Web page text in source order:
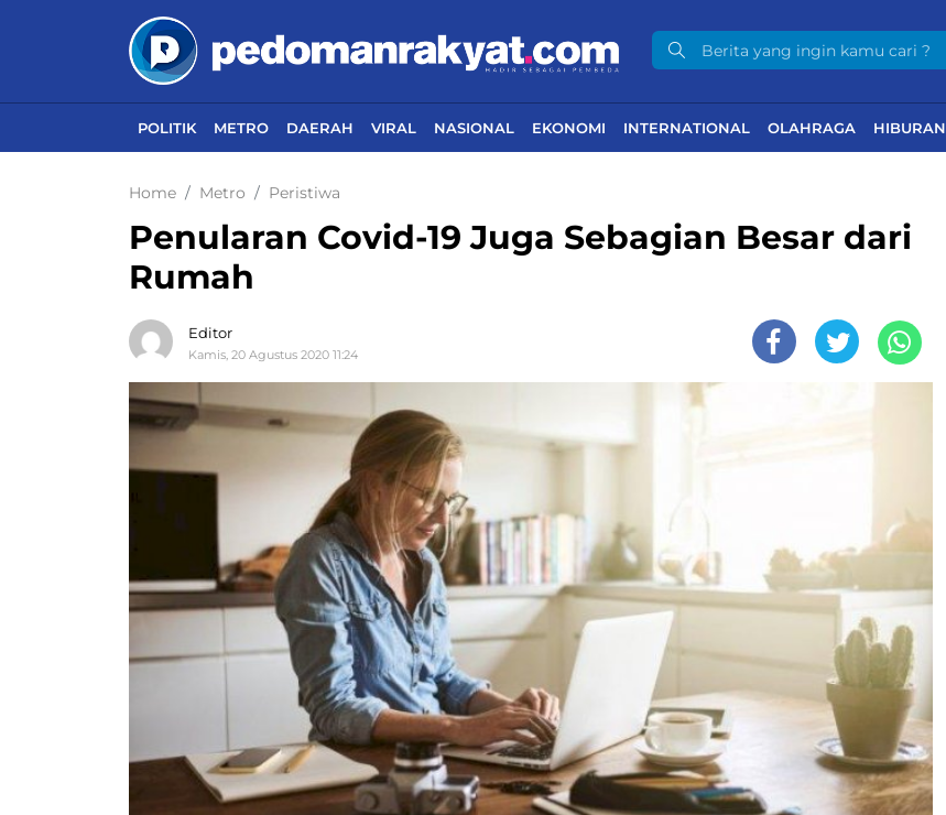
POLITIK METRO DAERAH VIRAL NASIONAL EKONOMI INTERNATIONAL OLAHRAGA HIBURAN
Home Metro Peristiwa
Penularan Covid-19 Juga Sebagian Besar dari
Rumah
Editor
Kamis, 20 Agustus 2020 11:24